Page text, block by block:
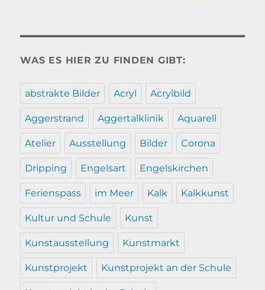
WAS ES HIER ZU FINDEN GIBT:
abstrakte Bilder Acryl Acrylbild
Aggerstrand Aggertalklinik Aquarell
Atelier Ausstellung Bilder Corona
Dripping Engelsart Engelskirchen
Ferienspass im Meer Kalk Kalkkunst
Kultur und Schule Kunst
Kunstausstellung Kunstmarkt
Kunstprojekt Kunstprojekt an der Schule